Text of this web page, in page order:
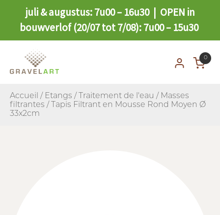
juli & augustus: 7u00 – 16u30 | OPEN in
bouwverlof (20/07 tot 7/08): 7u00 – 15u30
0
Accueil / Etangs / Traitement de l'eau / Masses
filtrantes / Tapis Filtrant en Mousse Rond Moyen Ø
33x2cm